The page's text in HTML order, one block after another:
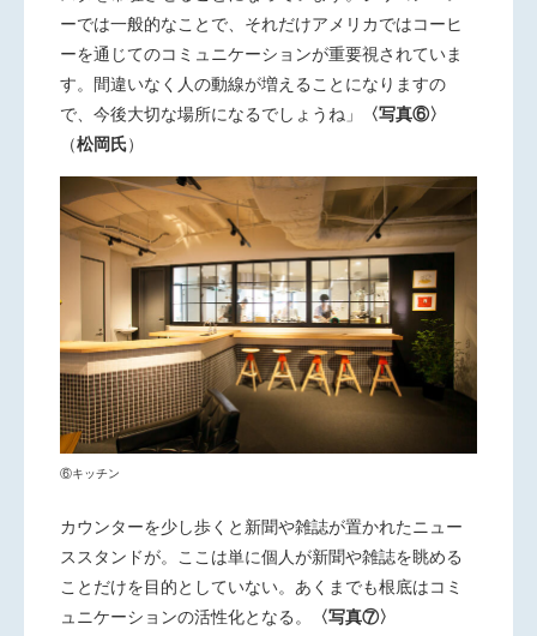
ーでは一般的なことで、それだけアメリカではコーヒ
ーを通じてのコミュニケーションが重要視されていま
す。間違いなく人の動線が増えることになりますの
で、今後大切な場所になるでしょうね」
〈写真⑥〉
（松岡氏）
⑥キッチン
カウンターを少し歩くと新聞や雑誌が置かれたニュー
ススタンドが。ここは単に個人が新聞や雑誌を眺める
ことだけを目的としていない。あくまでも根底はコミ
ュニケーションの活性化となる。
〈写真⑦〉